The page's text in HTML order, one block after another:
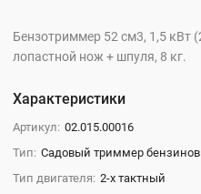
Бензотриммер 52 см3, 1,5 кВт
лопастной нож + шпуля, 8 кг.
Характеристики
Артикул: 02.015.00016
Тип: Садовый триммер
Тип двигателя: 2-х тактный